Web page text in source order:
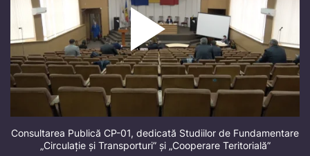
Consultarea Publică CP-01, dedicată Studiilor de Fundamentare
„Circulație și Transporturi” și „Cooperare Teritorială”